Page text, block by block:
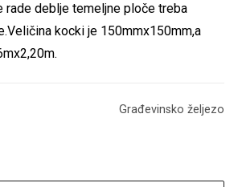
rade deblje temeljne ploče treba
kocki je 150mmx150mm,a
Građevinsko željezo